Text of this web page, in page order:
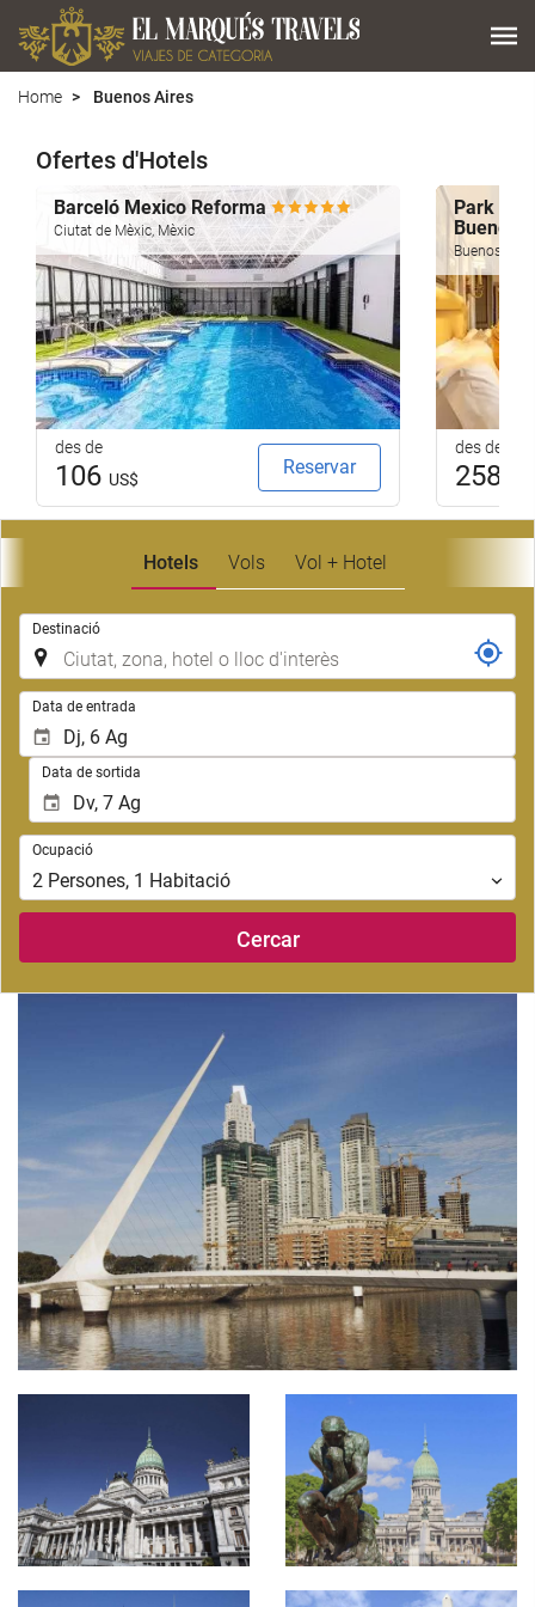
Home Buenos Aires
Ofertes d'Hotels
Barceló Mexico Reforma
Ciutat de Mèxic, Mèxic
des de
106 US$
Reservar
Park
Buenos
Buenos
des de
258
Hotels Vols Vol + Hotel
Destinació
Data de entrada
Data de sortida
Ocupació
Ocupació
2 Persones, 1 Habitació
Cercar